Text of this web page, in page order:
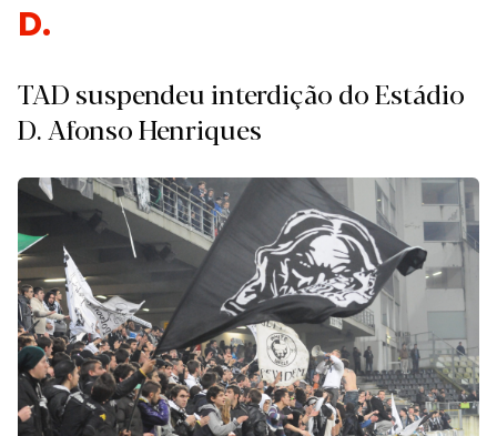
Despor
TAD suspendeu interdição do Estádio
D. Afonso Henriques